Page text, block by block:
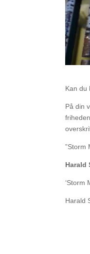
Kan du
På din
”Storm
Harald
‘Storm
Harald